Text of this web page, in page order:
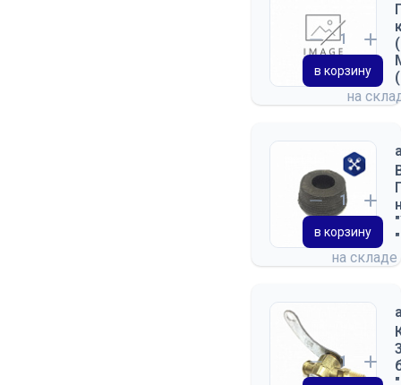
на
в корзину
на складе
в корзину